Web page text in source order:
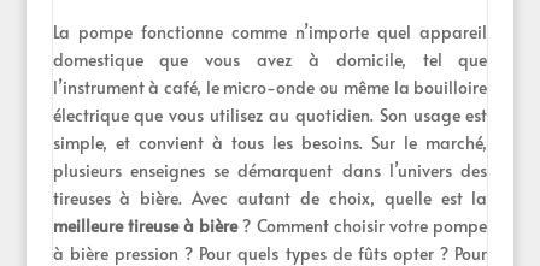
La pompe fonctionne comme n’importe quel appareil
domestique que vous avez à domicile, tel que
l’instrument à café, le micro-onde ou même la bouilloire
électrique que vous utilisez au quotidien. Son usage est
simple, et convient à tous les besoins. Sur le marché,
plusieurs enseignes se démarquent dans l’univers des
tireuses à bière. Avec autant de choix, quelle est la
meilleure tireuse à bière? Comment choisir votre pompe
à bière pression ? Pour quels types de fûts opter ? Pour